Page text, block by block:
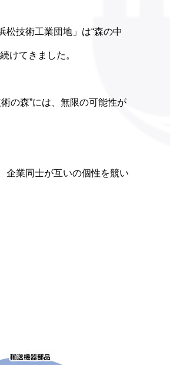
技術工業団地」は“森の中
けてきました。
の森”には、無限の可能性が
企業同士が互いの個性を競い